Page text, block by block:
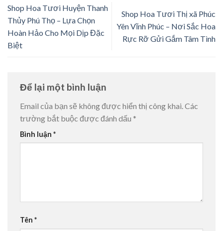
Shop Hoa Tươi Huyện Thanh
Thủy Phú Thọ – Lựa Chọn
Hoàn Hảo Cho Mọi Dịp Đặc
Biệt
Shop Hoa Tươi Thị xã Phúc
Yên Vĩnh Phúc – Nơi Sắc Hoa
Rực Rỡ Gửi Gắm Tâm Tình
Để lại một bình luận
Email của bạn sẽ không được hiển thị công khai. Các
trường bắt buộc được đánh dấu *
Bình luận *
Tên *